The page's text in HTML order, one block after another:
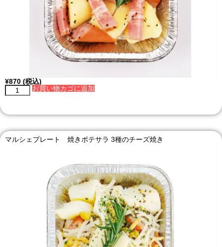
¥870 (税込)
お買い物カゴに追加
マルシェプレート 焼きポテサラ 3種のチーズ焼き